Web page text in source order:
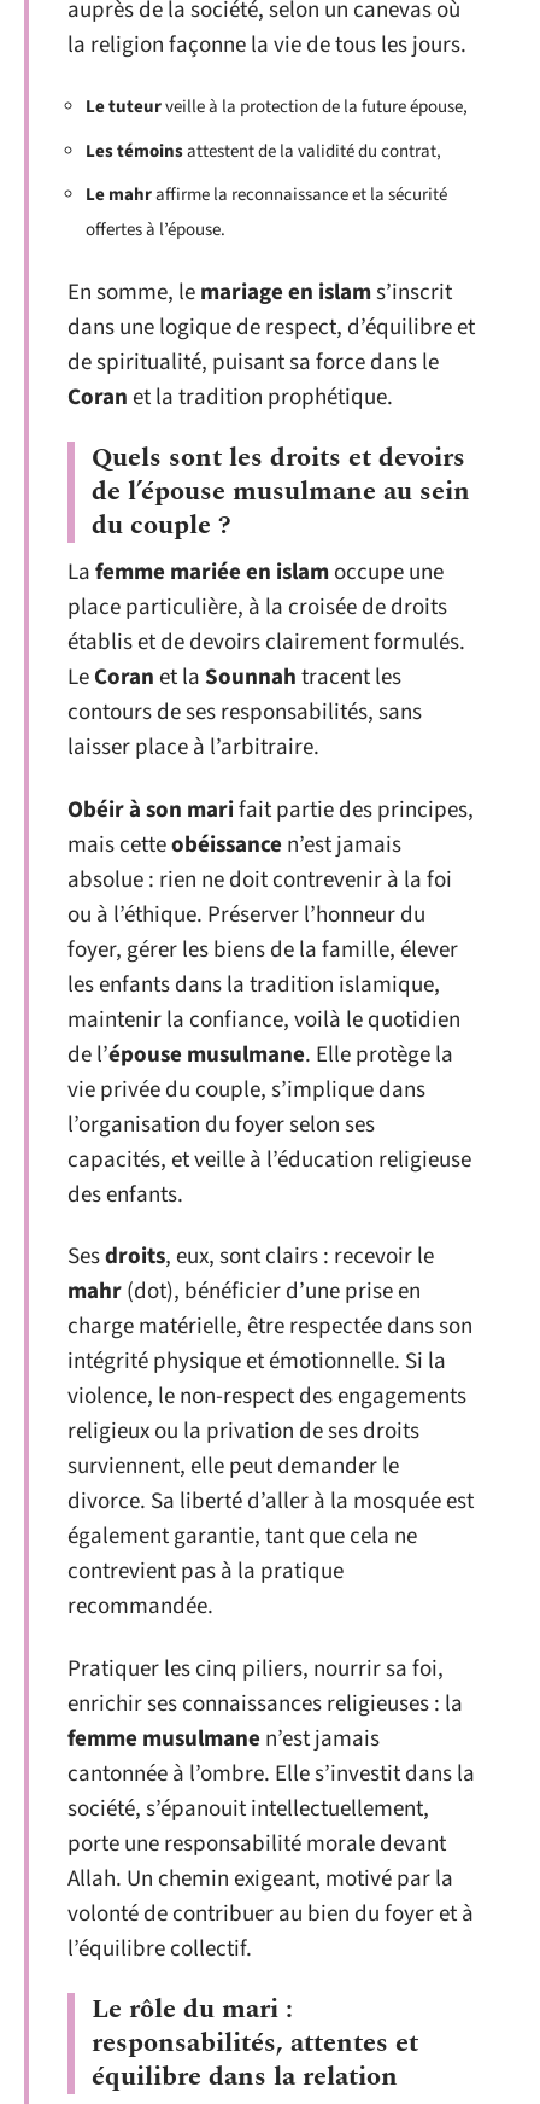
auprès de la société, selon un canevas où
la religion façonne la vie de tous les jours.
Le tuteurveille à la protection de la future épouse,
Les témoinsattestent de la validité du contrat,
Le mahraffirme la reconnaissance et la sécurité
offertes à l’épouse.
En somme, lemariage en islams’inscrit
dans une logique de respect, d’équilibre et
de spiritualité, puisant sa force dans le
Coranet la tradition prophétique.
Quels sont les droits et devoirs
de l’épouse musulmane au sein
du couple ?
Lafemme mariée en islamoccupe une
place particulière, à la croisée de droits
établis et de devoirs clairement formulés.
LeCoranet laSounnahtracent les
contours de ses responsabilités, sans
laisser place à l’arbitraire.
Obéir à son marifait partie des principes,
mais cetteobéissance n’est jamais
absolue : rien ne doit contrevenir à la foi
ou à l’éthique. Préserver l’honneur du
foyer, gérer les biens de la famille, élever
les enfants dans la tradition islamique,
maintenir la confiance, voilà le quotidien
de l’épouse musulmane. Elle protège la
vie privée du couple, s’implique dans
l’organisation du foyer selon ses
capacités, et veille à l’éducation religieuse
des enfants.
Sesdroits, eux, sont clairs : recevoir le
mahr(dot), bénéficier d’une prise en
charge matérielle, être respectée dans son
intégrité physique et émotionnelle. Si la
violence, le non-respect des engagements
religieux ou la privation de ses droits
surviennent, elle peut demander le
divorce. Sa liberté d’aller à la mosquée est
également garantie, tant que cela ne
contrevient pas à la pratique
recommandée.
Pratiquer les cinq piliers, nourrir sa foi,
enrichir ses connaissances religieuses : la
femme musulmane n’est jamais
cantonnée à l’ombre. Elle s’investit dans la
société, s’épanouit intellectuellement,
porte une responsabilité morale devant
Allah. Un chemin exigeant, motivé par la
volonté de contribuer au bien du foyer et à
l’équilibre collectif.
Le rôle du mari :
responsabilités, attentes et
équilibre dans la relation